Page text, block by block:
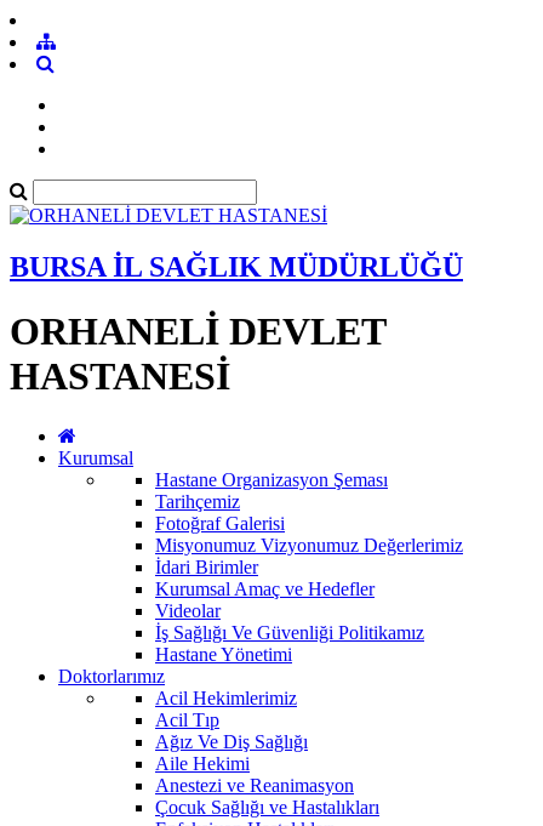
BURSA İL SAĞLIK MÜDÜRLÜĞÜ
ORHANELİ DEVLET
HASTANESİ
Kurumsal
Hastane Organizasyon Şeması
Tarihçemiz
Fotoğraf Galerisi
Misyonumuz Vizyonumuz Değerlerimiz
İdari Birimler
Kurumsal Amaç ve Hedefler
Videolar
İş Sağlığı Ve Güvenliği Politikamız
Hastane Yönetimi
Doktorlarımız
Acil Hekimlerimiz
Acil Tıp
Ağız Ve Diş Sağlığı
Aile Hekimi
Anestezi ve Reanimasyon
Çocuk Sağlığı ve Hastalıkları